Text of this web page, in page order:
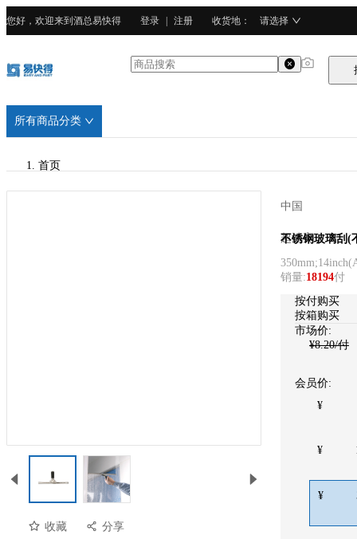
您好，欢迎来到酒总易快得 登录 注册 收货地 ： 请选择
所有商品分类
首页
收藏 分享
中国
超洁亮
不锈钢玻璃刮(
350mm;14inch(
销量:18194付
按付购买
按箱购买
市场价:
¥8.20/付
会员价:
¥
¥
¥